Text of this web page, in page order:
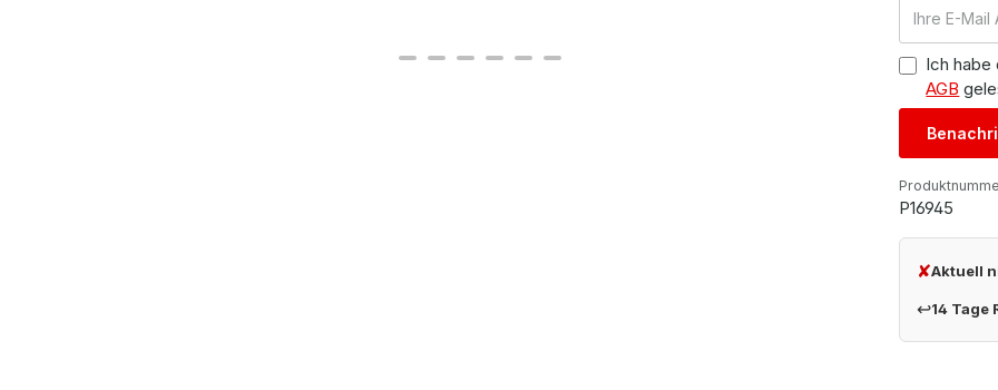
Ich habe
AGB
P16945
✘Aktuell
↩14 Tage